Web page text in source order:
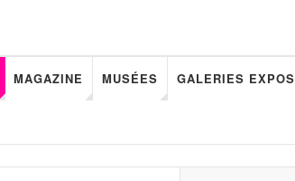
MAGAZINE MUSÉES GALERIES EXPOS